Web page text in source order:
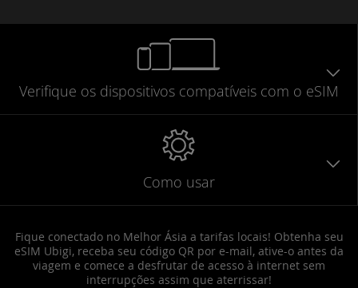
Verifique os dispositivos compatíveis com o eSIM
Como usar
Fique conectado no Melhor Ásia a tarifas locais! Obtenha seu
eSIM Ubigi, receba seu código QR por e-mail, ative-o antes da
viagem e comece a desfrutar de acesso à internet sem
interrupções assim que aterrissar!